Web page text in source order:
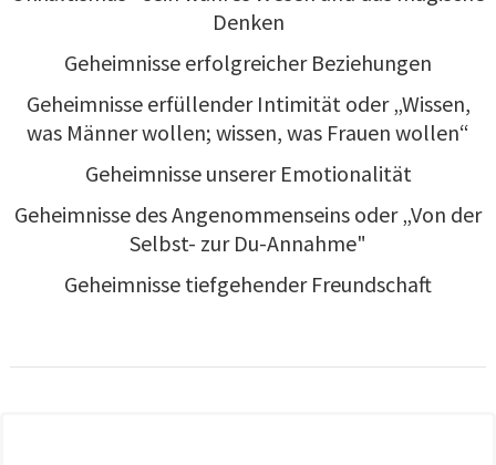
Denken
Geheimnisse erfolgreicher Beziehungen
Geheimnisse erfüllender Intimität oder „Wissen,
was Männer wollen; wissen, was Frauen wollen“
Geheimnisse unserer Emotionalität
Geheimnisse des Angenommenseins oder „Von der
Selbst- zur Du-Annahme"
Geheimnisse tiefgehender Freundschaft